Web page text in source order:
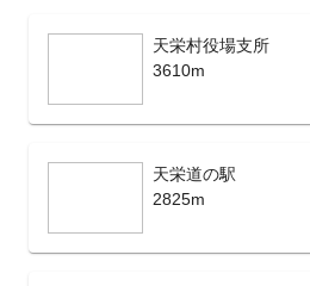
天栄村役場支所
3610m
天栄道の駅
2825m